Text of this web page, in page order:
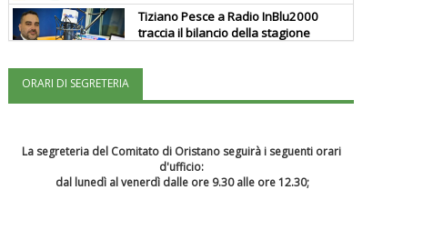
Tiziano Pesce a Radio InBlu2000
traccia il bilancio della stagione
La formazione Uisp rallenta ma
prosegue anche in estate
ORARI DI SEGRETERIA
La segreteria del Comitato di Oristano seguirà i seguenti orari
d'ufficio:
dal lunedì al venerdì dalle ore 9.30 alle ore 12.30;